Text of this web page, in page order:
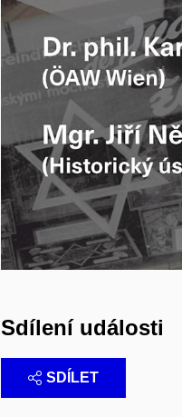
Sdílení události
SDÍLET